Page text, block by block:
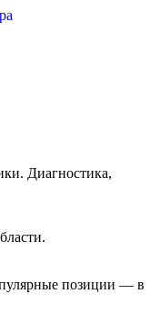
Диагностика,
позиции — в